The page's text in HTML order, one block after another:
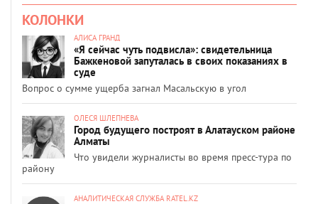
КОЛОНКИ
АЛИСА ГРАНД
«Я сейчас чуть подвисла»: свидетельница
Бажкеновой запуталась в своих показаниях в
суде
Вопрос о сумме ущерба загнал Масальскую в угол
ОЛЕСЯ ШЛЕПНЕВА
Город будущего построят в Алатауском районе
Алматы
Что увидели журналисты во время пресс-тура по
району
АНАЛИТИЧЕСКАЯ СЛУЖБА RATEL.KZ